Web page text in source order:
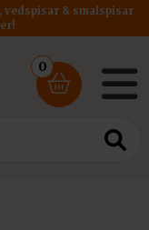
& smalspisar
0